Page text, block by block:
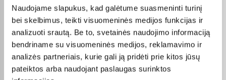
Naudojame slapukus, kad galėtume suasmeninti turinį
bei skelbimus, teikti visuomeninės medijos funkcijas ir
analizuoti srautą. Be to, svetainės naudojimo informaciją
bendriname su visuomeninės medijos, reklamavimo ir
analizės partneriais, kurie gali ją pridėti prie kitos jūsų
pateiktos arba naudojant paslaugas surinktos
Visoms prekėms nuo 150 Eur taikomas nemokamas 24 mėnesių
lizingas, todėl norimą prekę galima pirkti išsimokėtinai.
Pristatymas vykdomas visoje Lietuvoje: į paštomatus nuo 2,29
€, o užsakymams nuo 499 € pristatymas į paštomatą
nemokamas; kurjerio pristatymas kainuoja nuo 2,99 €.
Sandėlyje esančios prekės paprastai pristatomos per 1–2
darbo dienas, o tikslus kiekvienos prekės pristatymo terminas